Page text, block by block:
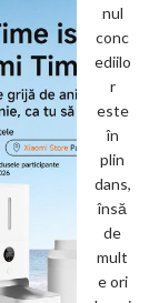
nul
conc
ediilo
r
este
în
plin
dans,
însă
de
mult
e ori